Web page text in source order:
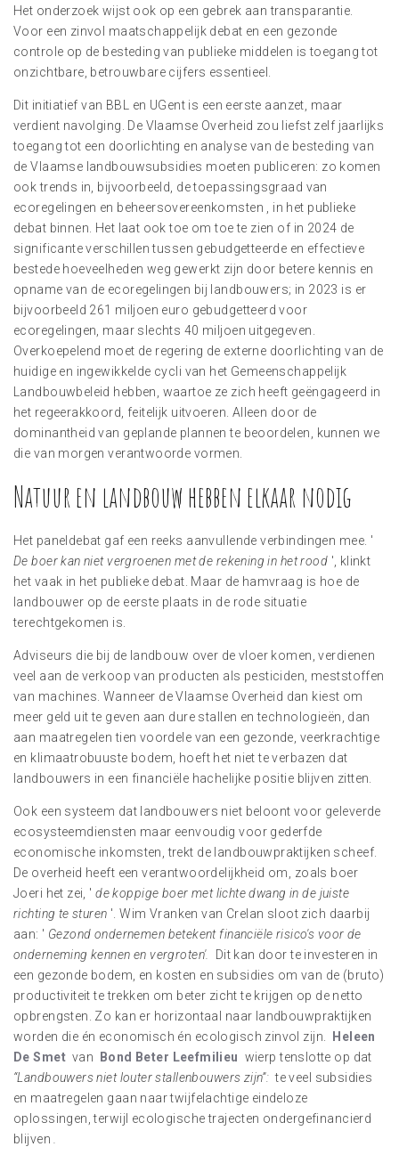
Het onderzoek wijst ook op een gebrek aan transparantie.
Voor een zinvol maatschappelijk debat en een gezonde
controle op de besteding van publieke middelen is toegang tot
onzichtbare, betrouwbare cijfers essentieel.
Dit initiatief van BBL en UGent is een eerste aanzet, maar
verdient navolging. De Vlaamse Overheid zou liefst zelf jaarlijks
toegang tot een doorlichting en analyse van de besteding van
de Vlaamse landbouwsubsidies moeten publiceren: zo komen
ook trends in, bijvoorbeeld, de toepassingsgraad van
ecoregelingen en beheersovereenkomsten , in het publieke
debat binnen. Het laat ook toe om toe te zien of in 2024 de
significante verschillen tussen gebudgetteerde en effectieve
bestede hoeveelheden weg gewerkt zijn door betere kennis en
opname van de ecoregelingen bij landbouwers; in 2023 is er
bijvoorbeeld 261 miljoen euro gebudgetteerd voor
ecoregelingen, maar slechts 40 miljoen uitgegeven.
Overkoepelend moet de regering de externe doorlichting van de
huidige en ingewikkelde cycli van het Gemeenschappelijk
Landbouwbeleid hebben, waartoe ze zich heeft geëngageerd in
het regeerakkoord, feitelijk uitvoeren. Alleen door de
dominantheid van geplande plannen te beoordelen, kunnen we
die van morgen verantwoorde vormen.
Natuur en landbouw hebben elkaar nodig
Het paneldebat gaf een reeks aanvullende verbindingen mee. '
De boer kan niet vergroenen met de rekening in het rood ', klinkt
het vaak in het publieke debat. Maar de hamvraag is hoe de
landbouwer op de eerste plaats in de rode situatie
terechtgekomen is.
Adviseurs die bij de landbouw over de vloer komen, verdienen
veel aan de verkoop van producten als pesticiden, meststoffen
van machines. Wanneer de Vlaamse Overheid dan kiest om
meer geld uit te geven aan dure stallen en technologieën, dan
aan maatregelen tien voordele van een gezonde, veerkrachtige
en klimaatrobuuste bodem, hoeft het niet te verbazen dat
landbouwers in een financiële hachelijke positie blijven zitten.
Ook een systeem dat landbouwers niet beloont voor geleverde
ecosysteemdiensten maar eenvoudig voor gederfde
economische inkomsten, trekt de landbouwpraktijken scheef.
De overheid heeft een verantwoordelijkheid om, zoals boer
Joeri het zei, 'de koppige boer met lichte dwang in de juiste
richting te sturen '. Wim Vranken van Crelan sloot zich daarbij
aan: ' Gezond ondernemen betekent financiële risico's voor de
onderneming kennen en vergroten'.
Dit kan door te investeren in
een gezonde bodem, en kosten en subsidies om van de (bruto)
productiviteit te trekken om beter zicht te krijgen op de netto
opbrengsten. Zo kan er horizontaal naar landbouwpraktijken
worden die én economisch én ecologisch zinvol zijn.
Heleen
De Smetvan Bond Beter Leefmilieu wierp tenslotte op dat
“Landbouwers niet louter stallenbouwers zijn”: te veel subsidies
en maatregelen gaan naar twijfelachtige eindeloze
oplossingen, terwijl ecologische trajecten ondergefinancierd
blijven.